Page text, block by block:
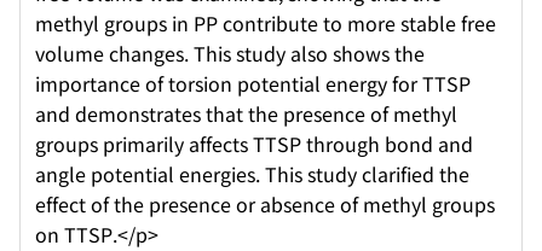
methyl groups in PP contribute to more stable free
volume changes. This study also shows the
importance of torsion potential energy for TTSP
and demonstrates that the presence of methyl
groups primarily affects TTSP through bond and
angle potential energies. This study clarified the
effect of the presence or absence of methyl groups
on TTSP.</p>